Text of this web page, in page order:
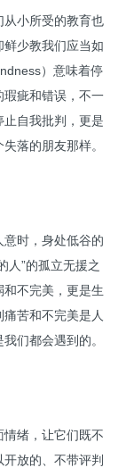
从小所受的教育也
少教我们应当如
）意味着停
瑕疵和错误，不一
自我批判，更是
落的朋友那样。
时，身处低谷的
人”的孤立无援之
不完美，更是生
苦和不完美是人
们都会遇到的。
绪，让它们既不
放的、不带评判